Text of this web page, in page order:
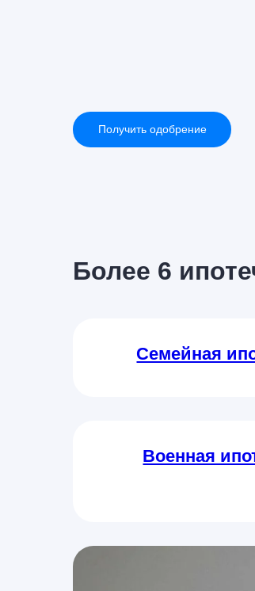
Получить одобрение
Более 6
Семейная
Военная